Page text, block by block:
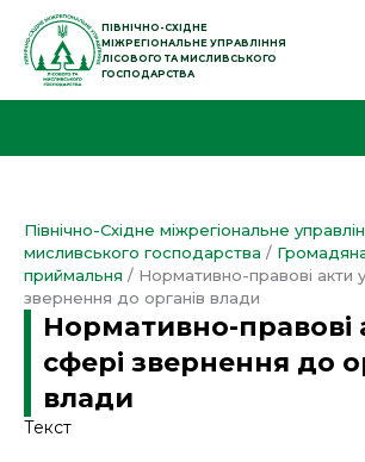
Перейти
вмісту
ПІВНІЧНО-СХІДНЕ
МІЖРЕГІОНАЛЬНЕ УПРАВЛІННЯ
ЛІСОВОГО ТА МИСЛИВСЬКОГО
ГОСПОДАРСТВА
Північно-Східне міжрегіональне
мисливського господарства /
приймальня / Нормативно-правові акти
звернення до органів влади
Нормативно-правові
сфері звернення до
влади
Текст